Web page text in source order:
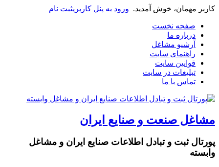
کاربر مهمان، خوش آمدید. ورود به پنل کاربریثبت نام
صفحه نخست
درباره ما
آرشیو مشاغل
راهنمای سایت
قوانین سایت
تبلیغات در سایت
تماس با ما
مشاغل صنعت و صنایع ایران
پورتال ثبت و تبادل اطلاعات صنایع ایران و مشاغل
وابسته